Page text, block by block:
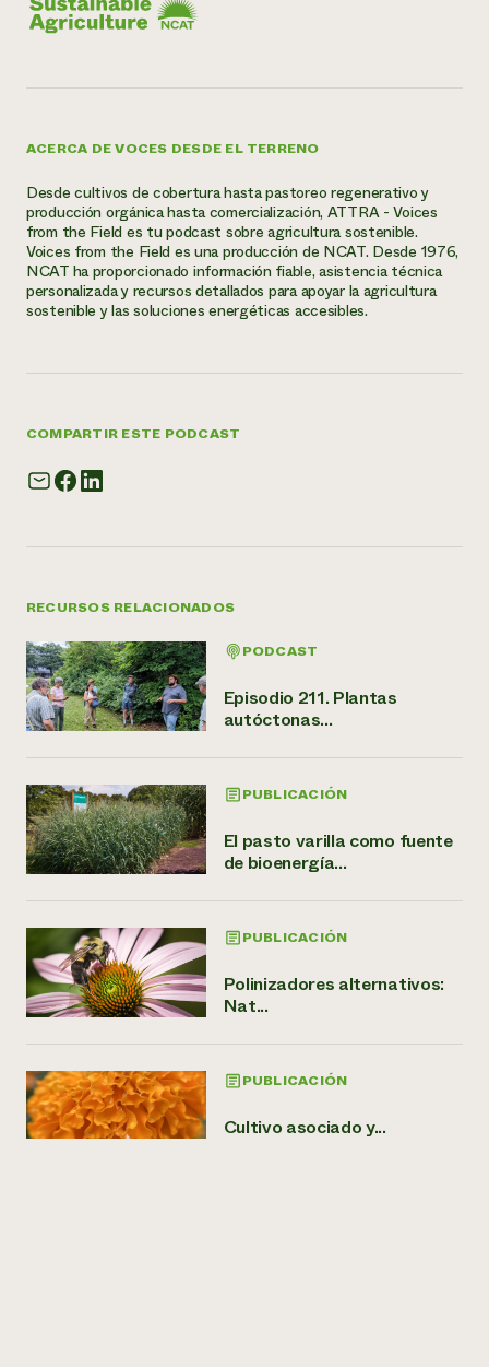
ACERCA DE VOCES DESDE EL TERRENO
Desde cultivos de cobertura hasta pastoreo regenerativo y
producción orgánica hasta comercialización, ATTRA - Voices
from the Field es tu podcast sobre agricultura sostenible.
Voices from the Field es una producción de NCAT. Desde 1976,
NCAT ha proporcionado información fiable, asistencia técnica
personalizada y recursos detallados para apoyar la agricultura
sostenible y las soluciones energéticas accesibles.
COMPARTIR ESTE PODCAST
RECURSOS RELACIONADOS
PODCAST
Episodio 211. Plantas
autóctonas...
PUBLICACIÓN
El pasto varilla como fuente
de bioenergía...
PUBLICACIÓN
Polinizadores alternativos:
Nat...
PUBLICACIÓN
Cultivo asociado y...